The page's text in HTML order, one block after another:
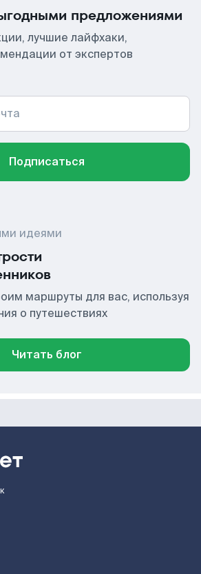
предложениями
лучшие лайфхаки,
от экспертов
Подписаться
идеями
маршруты для вас, используя
о путешествиях
Читать блог